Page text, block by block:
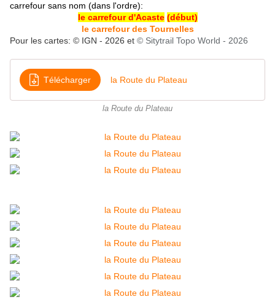
carrefour sans nom (dans l'ordre):
le carrefour d'Acaste (début)
le carrefour des Tournelles
Pour les cartes: © IGN - 2026 et © Sitytrail Topo World - 2026
Télécharger la Route du Plateau
la Route du Plateau